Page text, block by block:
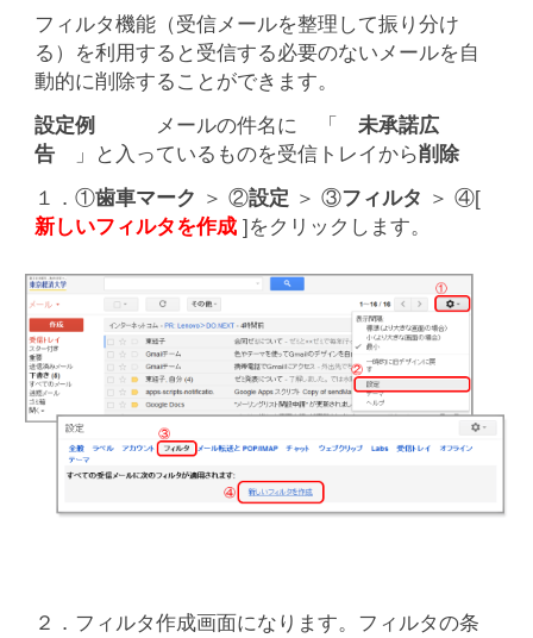
フィルタ機能（受信メールを整理して振り分け
る）を利用すると受信する必要のないメールを自
動的に削除することができます。
設定例
メールの件名に 「 未承諾広
告 」と入っているものを受信トレイから削除
１．①歯車マーク ＞ ②設定 ＞ ③フィルタ ＞ ④[
新しいフィルタを作成 ]をクリックします。
２．フィルタ作成画面になります。フィルタの条